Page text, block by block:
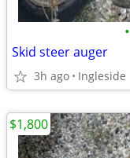
•
Skid steer auger
3h ago Ingleside
$1,800